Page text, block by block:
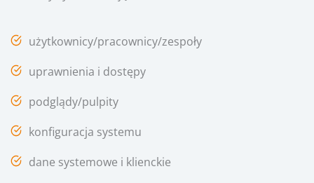
użytkownicy/pracownicy/zespoły
uprawnienia i dostępy
podglądy/pulpity
konfiguracja systemu
dane systemowe i klienckie